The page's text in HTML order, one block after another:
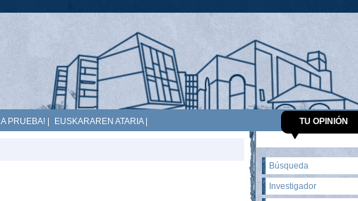
A PRUEBA! EUSKARAREN ATARIA| TU OPINIÓN
Búsqueda
Investigador